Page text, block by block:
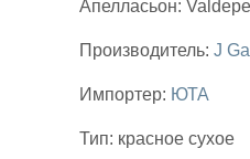
Апелласьон:
Производитель: J
Импортер: ЮТА
Тип: красное сухое